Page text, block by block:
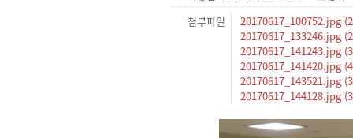
첨부파일
20170617_100752.jpg
20170617_133246.jpg
20170617_141243.jpg
20170617_141420.jpg
20170617_143521.jpg
20170617_144128.jpg